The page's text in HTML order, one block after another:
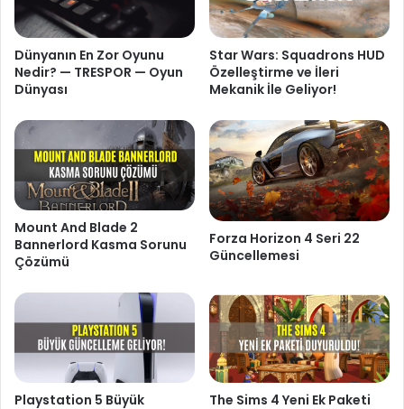
Dünyanın En Zor Oyunu
Nedir? — TRESPOR — Oyun
Dünyası
Star Wars: Squadrons HUD
Özelleştirme ve İleri
Mekanik İle Geliyor!
Mount And Blade 2
Bannerlord Kasma Sorunu
Çözümü
Forza Horizon 4 Seri 22
Güncellemesi
Playstation 5 Büyük
The Sims 4 Yeni Ek Paketi